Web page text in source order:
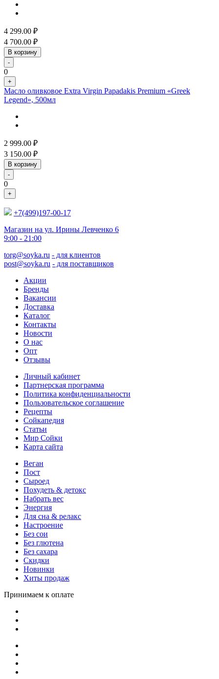
4 299.00 ₽
4 700.00 ₽
В корзину
-
0
+
Масло оливковое Extra Virgin Papadakis Premium «Greek
Legend», 500мл
2 999.00 ₽
3 150.00 ₽
В корзину
-
0
+
+7(499)197-00-17
Магазин на ул. Ирины Левченко 6
9:00 - 21:00
torg@soyka.ru - для клиентов
post@soyka.ru - для поставщиков
Акции
Бренды
Вакансии
Доставка
Каталог
Контакты
Новости
О нас
Опт
Отзывы
Личный кабинет
Партнерская программа
Политика конфиденциальности
Пользовательское соглашение
Рецепты
Сойкапедия
Статьи
Мир Сойки
Карта сайта
Веган
Пост
Сыроед
Похудеть & детокс
Набрать вес
Энергия
Для сна & релакс
Настроение
Без сои
Без глютена
Без сахара
Скидки
Новинки
Хиты продаж
Принимаем к оплате